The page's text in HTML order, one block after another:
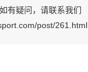
有疑问，请联系我们
post/261.html